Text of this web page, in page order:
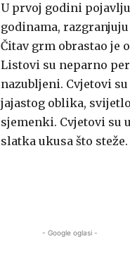
U prvoj godini
godinama,
Čitav grm obrastao je
Listovi su neparno
nazubljeni. Cvjetovi
jajastog oblika,
sjemenki. Cvjetovi su
slatka ukusa što
- Google oglasi -